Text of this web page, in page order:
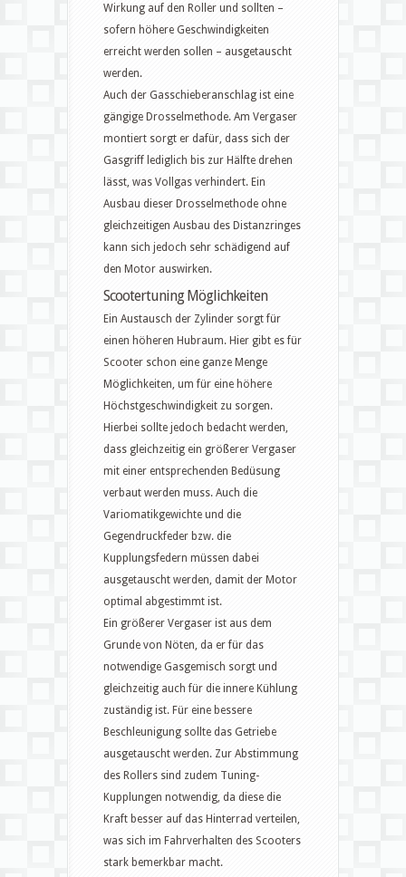
Wirkung auf den Roller und sollten –
sofern höhere Geschwindigkeiten
erreicht werden sollen – ausgetauscht
werden.
Auch der Gasschieberanschlag ist eine
gängige Drosselmethode. Am Vergaser
montiert sorgt er dafür, dass sich der
Gasgriff lediglich bis zur Hälfte drehen
lässt, was Vollgas verhindert. Ein
Ausbau dieser Drosselmethode ohne
gleichzeitigen Ausbau des Distanzringes
kann sich jedoch sehr schädigend auf
den Motor auswirken.
Scootertuning Möglichkeiten
Ein Austausch der Zylinder sorgt für
einen höheren Hubraum. Hier gibt es für
Scooter schon eine ganze Menge
Möglichkeiten, um für eine höhere
Höchstgeschwindigkeit zu sorgen.
Hierbei sollte jedoch bedacht werden,
dass gleichzeitig ein größerer Vergaser
mit einer entsprechenden Bedüsung
verbaut werden muss. Auch die
Variomatikgewichte und die
Gegendruckfeder bzw. die
Kupplungsfedern müssen dabei
ausgetauscht werden, damit der Motor
optimal abgestimmt ist.
Ein größerer Vergaser ist aus dem
Grunde von Nöten, da er für das
notwendige Gasgemisch sorgt und
gleichzeitig auch für die innere Kühlung
zuständig ist. Für eine bessere
Beschleunigung sollte das Getriebe
ausgetauscht werden. Zur Abstimmung
des Rollers sind zudem Tuning-
Kupplungen notwendig, da diese die
Kraft besser auf das Hinterrad verteilen,
was sich im Fahrverhalten des Scooters
stark bemerkbar macht.